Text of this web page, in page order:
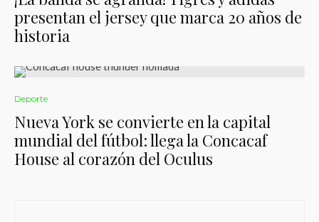
presentan el jersey que marca 20 años de
historia
Deporte
Nueva York se convierte en la capital
mundial del fútbol: llega la Concacaf
House al corazón del Oculus